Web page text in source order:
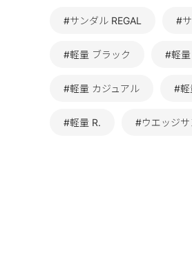
#サンダル REGAL #
#軽量 ブラック #軽
#軽量 カジュアル #軽
#軽量 R. #ウエッジ